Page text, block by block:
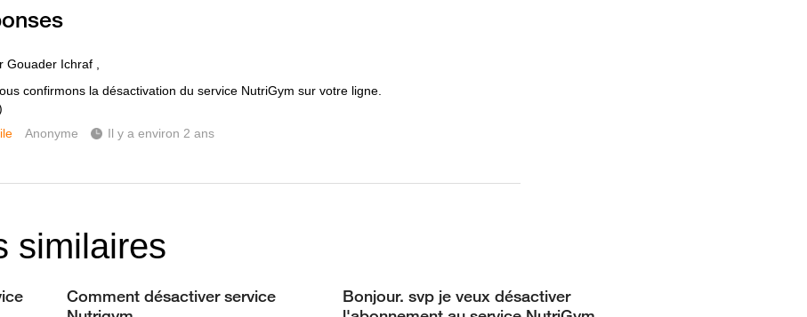
Gouader Ichraf ,
confirmons la désactivation du service NutriGym sur votre ligne.
Anonyme Il y a environ 2 ans
similaires
Comment désactiver service
Bonjour. svp je veux désactiver